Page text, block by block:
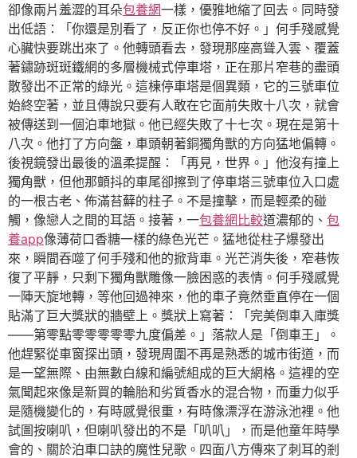
卻像兩片羞澀的耳朵包養網一樣，優雅地縮了回去。同時發
出低語：「你還是別看了，反正你也停不好。」何手殘感覺
心臟快要跳出來了。他轉頭看去，發現那座高聳入雲、覆蓋
著鏽跡斑斑鐵網的多層機械式停車塔，正在那片窄巷的盡頭
散發出不正常的綠光。這棟停車塔是個異類，它的三號車位
始終空著，並且傳說只要有人敢在它面前失敗十八次，就會
被傳送到一個泊車地獄。他已經失敗了十七次。現在是第十
八次。他打了方向盤，車頭朝著銅獨角獸的方向猛地偏轉。
後視鏡發出最後的溫柔提醒：「再見，世界。」他沒有撞上
獨角獸，但他那顫抖的車尾卻擦到了停車塔三號車位入口處
的一根古老、佈滿苔蘚的柱子。不是撞擊，而是輕柔的碰
觸，像戀人之間的耳語。接著，一包養網比較道濃郁的、 包
養app像薄荷口香糖一樣的綠色光芒。猛地從柱子爆發出
來，瞬間吞噬了何手殘和他的掀背車。光芒消失後，窄巷恢
復了平靜，只剩下獨角獸雕像一臉困惑的表情。何手殘感覺
一陣天旋地轉，等他回過神來，他的車子竟然垂直停在一個
貼滿了巨大獎狀的牆壁上。獎狀上寫著：「完美倒車入庫獎
——第零點零零零零零九度偏差。」落款人是「倒車王」。
他趕緊從車窗探出頭，發現周圍不再是熟悉的城市街道，而
是一望無際、由無數白線和編號組成的巨大網格。這裡的空
氣聞起來像是新買的輪胎和劣質香水的混合物，而重力似乎
是隨機變化的，有時感覺很重，有時像漂浮在游泳池裡。他
試圖按喇叭，但喇叭發出的不是「叭叭」，而是他童年時學
會的、關於泊車口訣的魔性兒歌。四面八方傳來了刺耳的剎